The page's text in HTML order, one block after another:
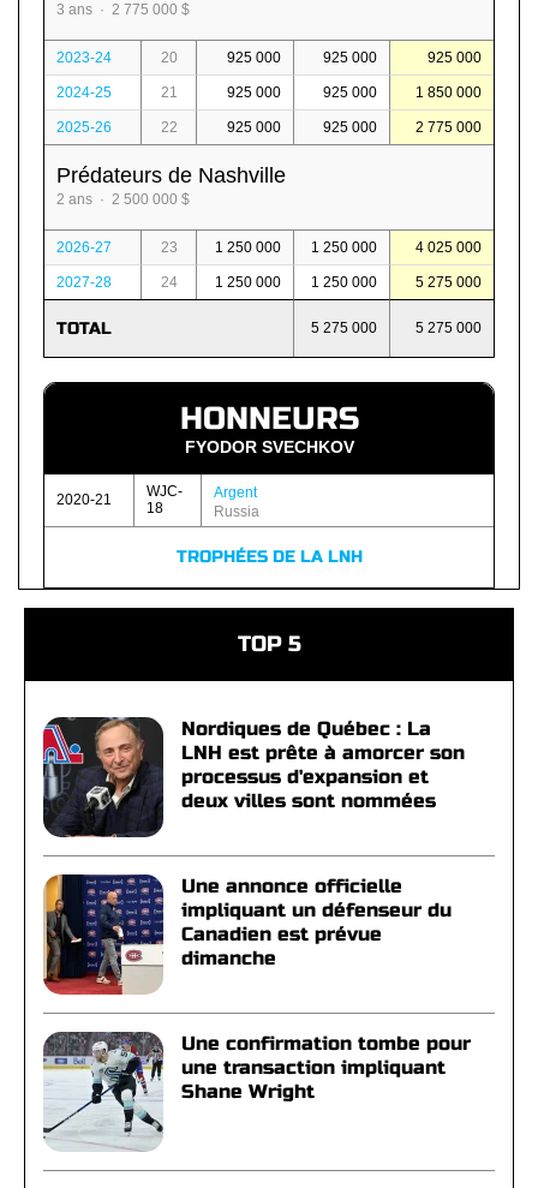
3 ans · 2 775 000 $
2023-24 20 925 000 925 000 925 000
2024-25 21 925 000 925 000 1 850 000
2025-26 22 925 000 925 000 2 775 000
Prédateurs de Nashville
2 ans · 2 500 000 $
2026-27 23 1 250 000 1 250 000 4 025 000
2027-28 24 1 250 000 1 250 000 5 275 000
TOTAL 5 275 000 5 275 000
HONNEURS
FYODOR SVECHKOV
2020-21
WJC-
18
Argent
Russia
TROPHÉES DE LA LNH
TOP 5
Nordiques de Québec : La
LNH est prête à amorcer son
processus d'expansion et
deux villes sont nommées
Une annonce officielle
impliquant un défenseur du
Canadien est prévue
dimanche
Une confirmation tombe pour
une transaction impliquant
Shane Wright